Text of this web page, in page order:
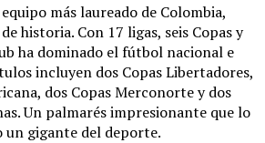
más laureado de Colombia,
historia. Con 17 ligas, seis Copas y
ha dominado el fútbol nacional e
incluyen dos Copas Libertadores,
dos Copas Merconorte y dos
Un palmarés impresionante que lo
un gigante del deporte.